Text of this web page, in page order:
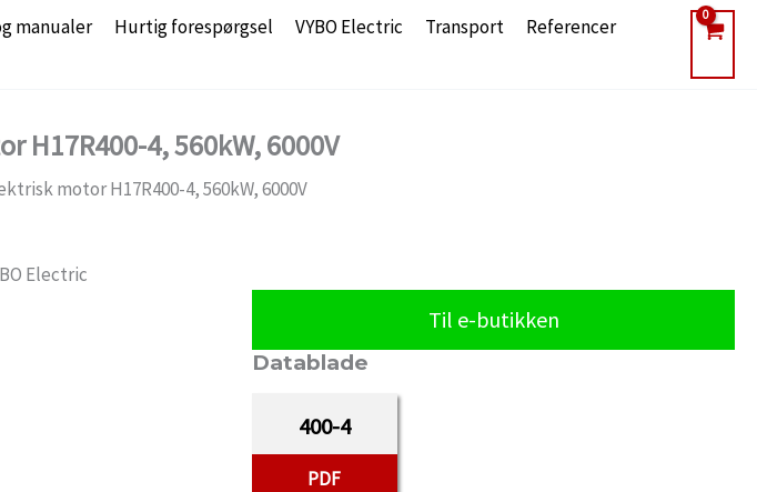
manualer Hurtig forespørgsel VYBO Electric Transport
Referencer
H17R400-4, 560kW, 6000V
motor H17R400-4, 560kW, 6000V
Til e-butikken
Datablade
400-4
PDF